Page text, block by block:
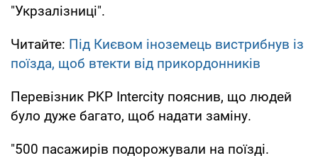
"Укрзалізниці".
Читайте: Під Києвом іноземець вистрибнув із
поїзда, щоб втекти від прикордонників
Перевізник PKP Intercity пояснив, що людей
було дуже багато, щоб надати заміну.
"500 пасажирів подорожували на поїзді.